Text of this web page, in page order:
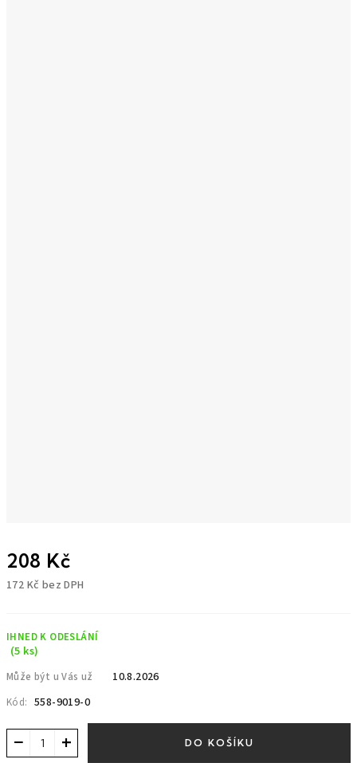
208 Kč
172 Kč bez DPH
IHNED K ODESLÁNÍ
(5 ks)
Může být u Vás už 10.8.2026
Kód: 558-9019-0
+
− DO KOŠÍKU